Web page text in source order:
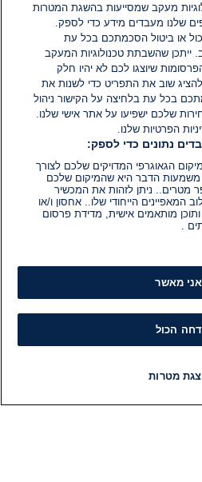
להגיב
מעקב שמסייעות בהשגת המטרות
שלנו מעבדים מידע כדי לספק.
או ביטול הסכמתכם בכל עת
ייתכן שהשבתת טכנולוגיות המעקב
שיוצגו לכם לא יהיו חלק
שוב את התפריט כדי לשנות את
בכל עת בלחיצה על הקישור ניהול
שלכם ישפיעו על אתר אישי שלנו.
הפרטיות שלנו.
נתונים כדי לספק:
הגאוגרפי המדויקים שלכם לצורך
הדבר היא שהמיקום שלכם
מטרים.. ניתן לזהות את המכשיר
הייחודי שלו.. אחסון ו/או
מותאמים אישית, מדידת פרסום
.
אני מאשר
דחה הכול
מטרות